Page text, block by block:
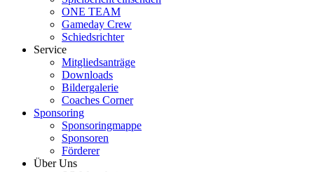
ONE TEAM
Gameday Crew
Schiedsrichter
Service
Mitgliedsanträge
Downloads
Bildergalerie
Coaches Corner
Sponsoring
Sponsoringmappe
Sponsoren
Förderer
Über Uns